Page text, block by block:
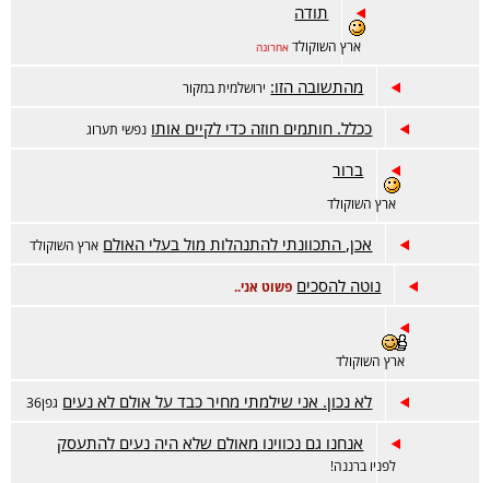
תודה
ארץ השוקולד אחרונה
מהתשובה הזו: ירושלמית במקור
ככלל. חותמים חוזה כדי לקיים אותו נפשי תערוג
ברור
ארץ השוקולד
אכן, התכוונתי להתנהלות מול בעלי האולם ארץ השוקולד
נוטה להסכים פשוט אני..
ארץ השוקולד
לא נכון. אני שילמתי מחיר כבד על אולם לא נעים גפן36
אנחנו גם נכווינו מאולם שלא היה נעים להתעסק
לפניו ברננה!